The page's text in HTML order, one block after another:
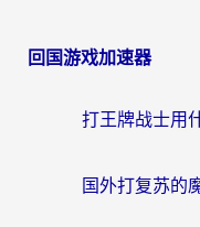
回国游戏加速器